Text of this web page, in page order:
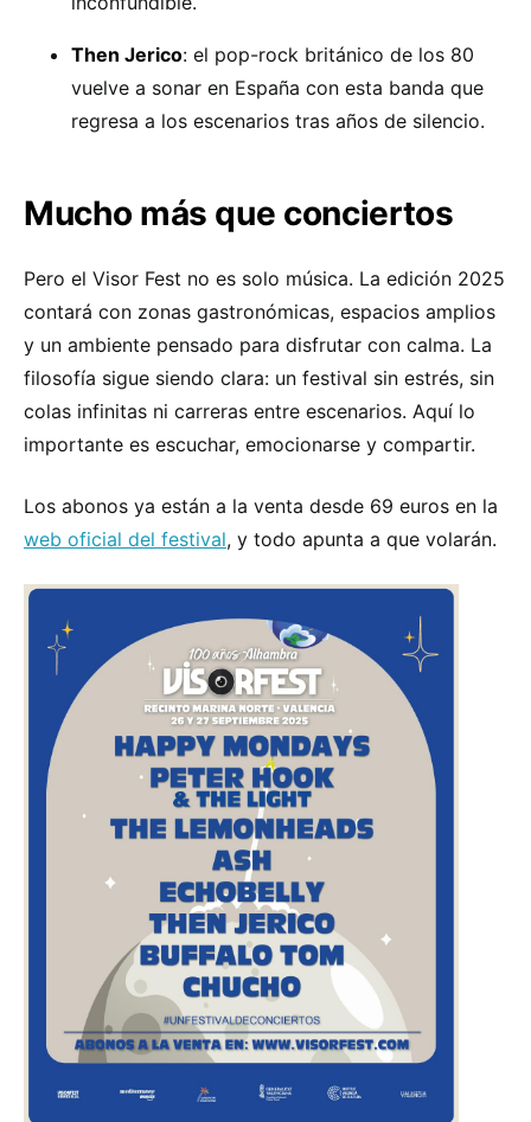
Then Jerico: el pop-rock británico de los 80
vuelve a sonar en España con esta banda que
regresa a los escenarios tras años de silencio.
Mucho más que conciertos
Pero el Visor Fest no es solo música. La edición 2025
contará con zonas gastronómicas, espacios amplios
y un ambiente pensado para disfrutar con calma. La
filosofía sigue siendo clara: un festival sin estrés, sin
colas infinitas ni carreras entre escenarios. Aquí lo
importante es escuchar, emocionarse y compartir.
Los abonos ya están a la venta desde 69 euros en la
web oficial del festival, y todo apunta a que volarán.